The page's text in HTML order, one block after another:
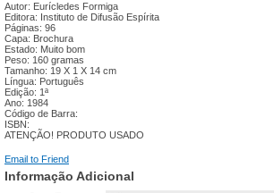
Autor: Eurícledes Formiga
Editora: Instituto de Difusão Espírita
Páginas: 96
Capa: Brochura
Estado: Muito bom
Peso: 160 gramas
Tamanho: 19 X 1 X 14 cm
Língua: Português
Edição: 1ª
Ano: 1984
Código de Barra:
ISBN:
ATENÇÃO! PRODUTO USADO
Email to Friend
Informação Adicional